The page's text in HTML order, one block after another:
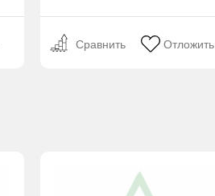
Сравнить Отложить